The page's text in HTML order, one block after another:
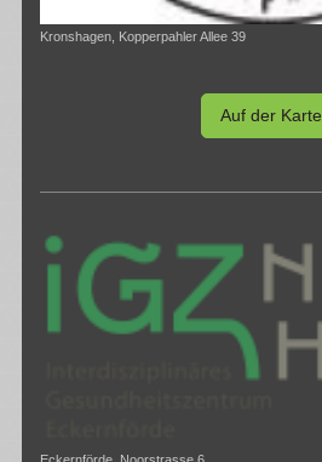
Kronshagen, Kopperpahler Allee 39
Auf der Karte